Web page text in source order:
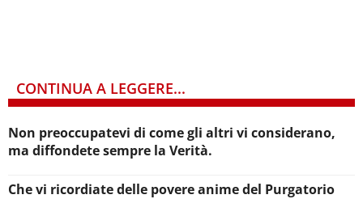
CONTINUA A LEGGERE...
Non preoccupatevi di come gli altri vi considerano,
ma diffondete sempre la Verità.
Che vi ricordiate delle povere anime del Purgatorio